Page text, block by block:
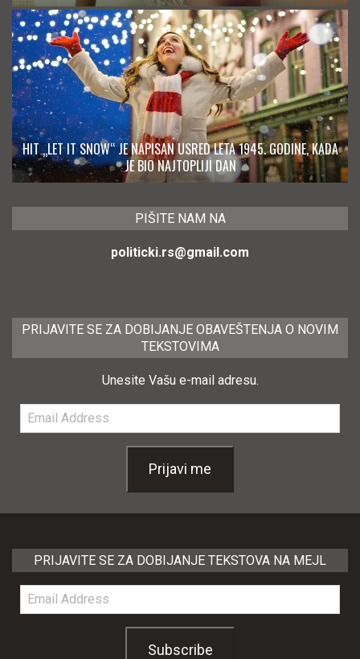
HIT „LET IT SNOW“ JE NAPISAN USRED LETA 1945. GODINE, KADA
JE BIO NAJTOPLIJI DAN
PIŠITE NAM NA
politicki.rs@gmail.com
PRIJAVITE SE ZA DOBIJANJE OBAVEŠTENJA O NOVIM
TEKSTOVIMA
Unesite Vašu e-mail adresu.
Email
Address
Prijavi me
PRIJAVITE SE ZA DOBIJANJE TEKSTOVA NA MEJL
Email
Address
Subscribe